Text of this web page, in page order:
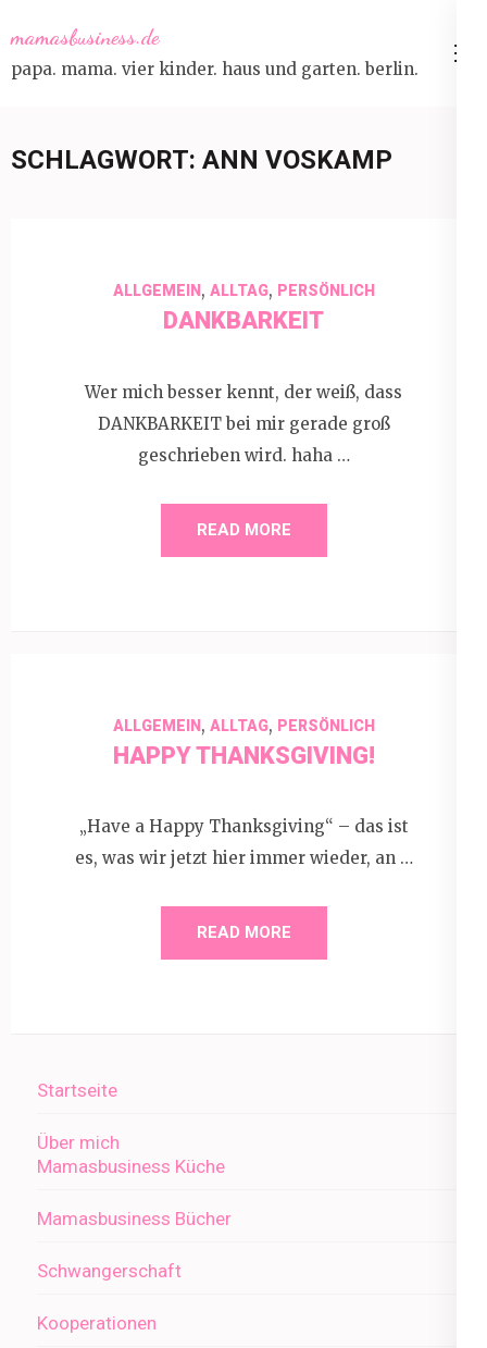
to
content
mamasbusiness.de
papa. mama. vier kinder. haus und garten. berlin.
SCHLAGWORT: ANN VOSKAMP
ALLGEMEIN, ALLTAG, PERSÖNLICH
DANKBARKEIT
Wer mich besser kennt, der weiß, dass
DANKBARKEIT bei mir gerade groß
geschrieben wird. haha …
READ MORE
ALLGEMEIN, ALLTAG, PERSÖNLICH
HAPPY THANKSGIVING!
„Have a Happy Thanksgiving“ – das ist
es, was wir jetzt hier immer wieder, an …
READ MORE
Startseite
Über mich
Mamasbusiness Küche
Mamasbusiness Bücher
Schwangerschaft
Kooperationen